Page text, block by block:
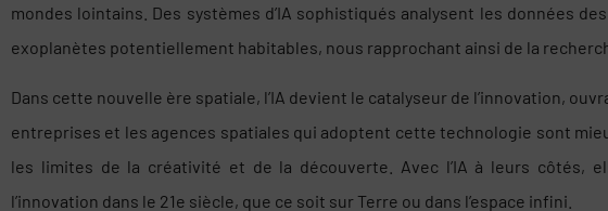
mondes lointains. Des systèmes d’IA sophistiqués analysent les données
exoplanètes potentiellement habitables, nous rapprochant ainsi de la
Dans cette nouvelle ère spatiale, l’IA devient le catalyseur de l’innovation,
entreprises et les agences spatiales qui adoptent cette technologie sont
les limites de la créativité et de la découverte. Avec l’IA à leurs côtés,
l’innovation dans le 21e siècle, que ce soit sur Terre ou dans l’espace infini.